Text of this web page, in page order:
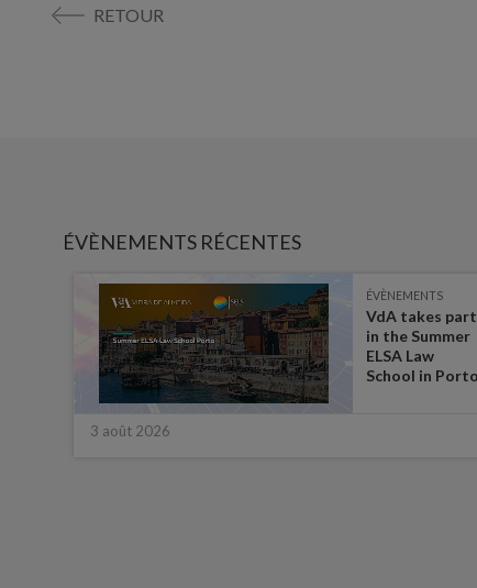
RETOUR
ÉVÈNEMENTS RÉCENTES
ÉVÈNEMENTS
VdA takes part
in the Summer
ELSA Law
School in Porto
3 août 2026